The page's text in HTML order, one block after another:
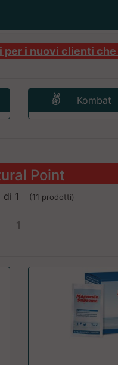
per i nuovi clienti
Kombat
Point
di 1 (11 prodotti)
1